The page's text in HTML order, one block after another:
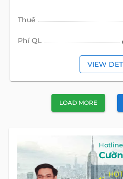
Thuế
Phí QL
VIEW
LOAD MORE